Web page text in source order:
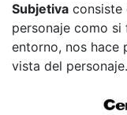
Subjetiva consiste
personaje como
entorno, nos hace
vista del personaje.